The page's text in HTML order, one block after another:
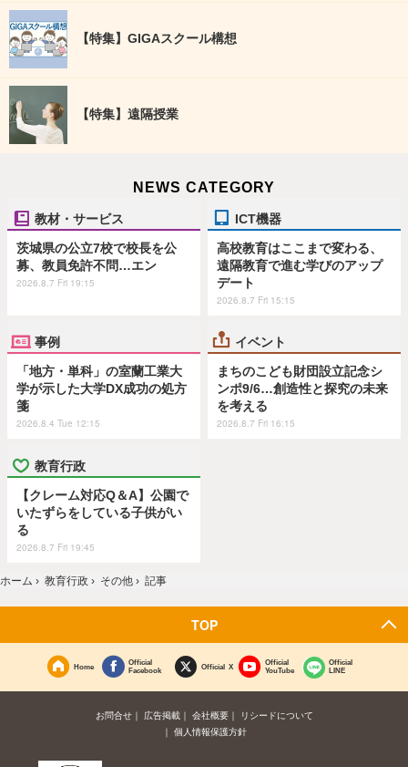
【特集】GIGAスクール構想
【特集】遠隔授業
NEWS CATEGORY
教材・サービス
茨城県の公立7校で校長を公
募、教員免許不問…エン
2026.8.7 Fri 19:15
ICT機器
高校教育はここまで変わる、
遠隔教育で進む学びのアップ
デート
2026.8.7 Fri 15:15
事例
「地方・単科」の室蘭工業大
学が示した大学DX成功の処方
箋
2026.8.4 Tue 12:15
イベント
まちのこども財団設立記念シ
ンポ9/6…創造性と探究の未来
を考える
2026.8.7 Fri 16:15
教育行政
【クレーム対応Q＆A】公園で
いたずらをしている子供がい
る
2026.8.7 Fri 19:45
ホーム › 教育行政 › その他 › 記事
TOP
Home
Official
Facebook
Official X
Official
YouTube
Official
LINE
お問合せ 広告掲載 会社概要
リシードについて
個人情報保護方針